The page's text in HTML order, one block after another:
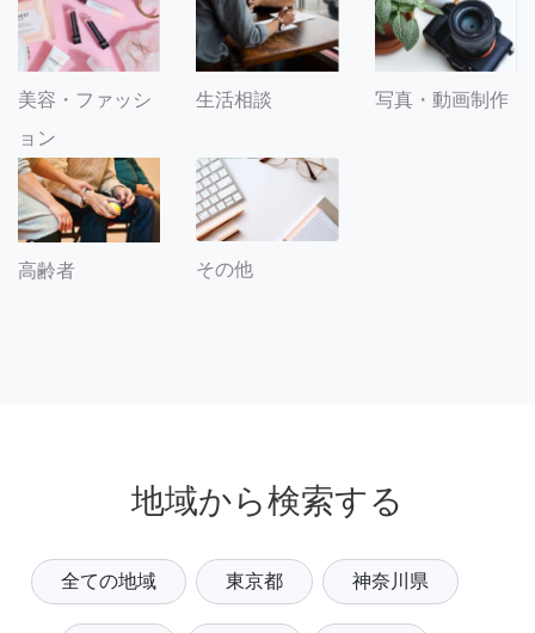
美容・ファッシ
ョン
生活相談 写真・動画制作
高齢者 その他
地域から検索する
全ての地域 東京都 神奈川県